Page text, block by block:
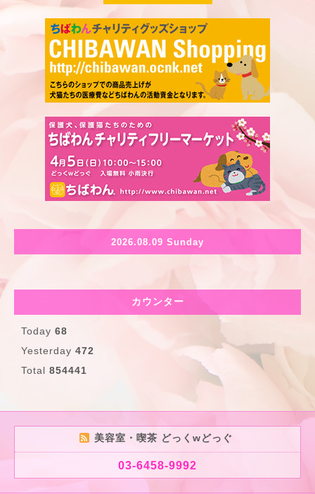
2026.08.09 Sunday
カウンター
Today 68
Yesterday 472
Total 854441
美容室・喫茶 どっくwどっぐ
03-6458-9992